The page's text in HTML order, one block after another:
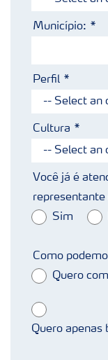
Município:
Perfil
Cultura
Você já é
representante
Sim
Como
Quero
Quero